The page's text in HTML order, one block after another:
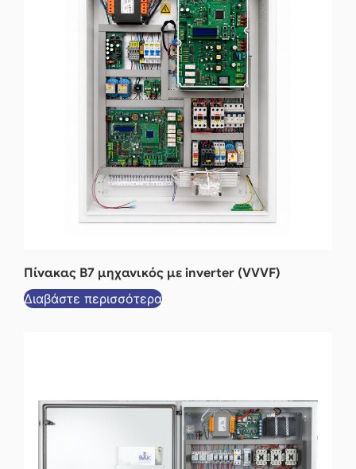
Πίνακας Β7 μηχανικός με inverter (VVVF)
Διαβάστε περισσότερα